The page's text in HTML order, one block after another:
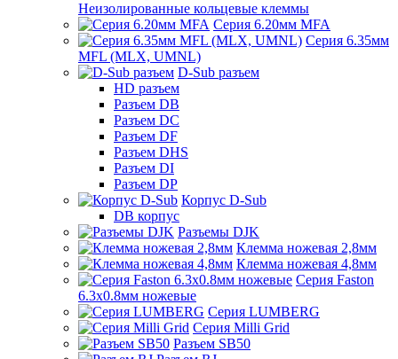
Неизолированные кольцевые клеммы
Серия 6.20мм MFA
Серия 6.35мм
MFL (MLX, UMNL)
D-Sub разъем
HD разъем
Разъем DB
Разъем DC
Разъем DF
Разъем DHS
Разъем DI
Разъем DP
Корпус D-Sub
DB корпус
Разъемы DJK
Клемма ножевая 2,8мм
Клемма ножевая 4,8мм
Серия Faston
6.3х0.8мм ножевые
Серия LUMBERG
Серия Milli Grid
Разъем SB50